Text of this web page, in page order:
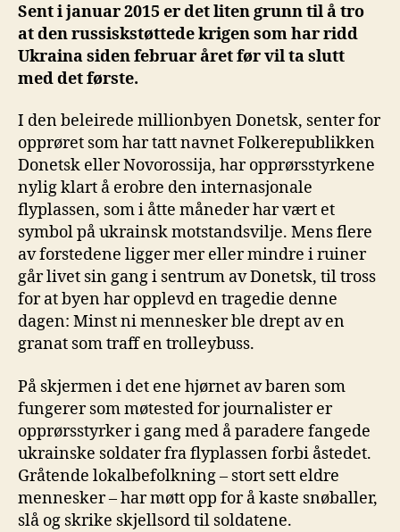
Sent i januar 2015 er det liten grunn til å tro
at den russiskstøttede krigen som har ridd
Ukraina siden februar året før vil ta slutt
med det første.
I den beleirede millionbyen Donetsk, senter for
opprøret som har tatt navnet Folkerepublikken
Donetsk eller Novorossija, har opprørsstyrkene
nylig klart å erobre den internasjonale
flyplassen, som i åtte måneder har vært et
symbol på ukrainsk motstandsvilje. Mens flere
av forstedene ligger mer eller mindre i ruiner
går livet sin gang i sentrum av Donetsk, til tross
for at byen har opplevd en tragedie denne
dagen: Minst ni mennesker ble drept av en
granat som traff en trolleybuss.
På skjermen i det ene hjørnet av baren som
fungerer som møtested for journalister er
opprørsstyrker i gang med å paradere fangede
ukrainske soldater fra flyplassen forbi åstedet.
Gråtende lokalbefolkning – stort sett eldre
mennesker – har møtt opp for å kaste snøballer,
slå og skrike skjellsord til soldatene.